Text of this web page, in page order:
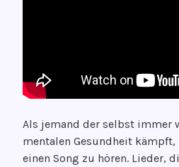
Als jemand der selbst immer
mentalen Gesundheit kämpft,
einen Song zu hören. Lieder,